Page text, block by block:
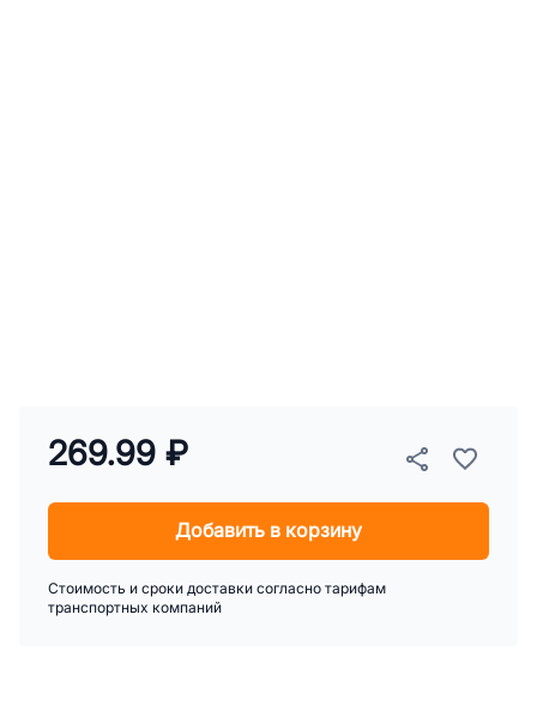
269.99 ₽
Добавить в корзину
Стоимость и сроки доставки согласно тарифам
транспортных компаний